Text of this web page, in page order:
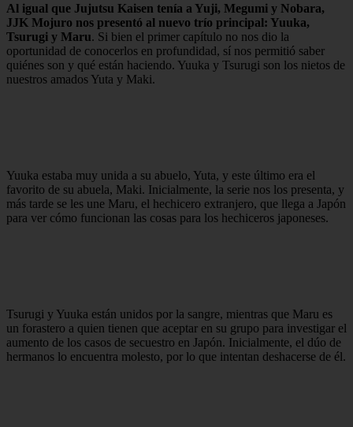
Al igual que Jujutsu Kaisen tenía a Yuji, Megumi y Nobara,
JJK Mojuro nos presentó al nuevo trío principal: Yuuka,
Tsurugi y Maru. Si bien el primer capítulo no nos dio la
oportunidad de conocerlos en profundidad, sí nos permitió saber
quiénes son y qué están haciendo. Yuuka y Tsurugi son los nietos de
nuestros amados Yuta y Maki.
Yuuka estaba muy unida a su abuelo, Yuta, y este último era el
favorito de su abuela, Maki. Inicialmente, la serie nos los presenta, y
más tarde se les une Maru, el hechicero extranjero, que llega a Japón
para ver cómo funcionan las cosas para los hechiceros japoneses.
Tsurugi y Yuuka están unidos por la sangre, mientras que Maru es
un forastero a quien tienen que aceptar en su grupo para investigar el
aumento de los casos de secuestro en Japón. Inicialmente, el dúo de
hermanos lo encuentra molesto, por lo que intentan deshacerse de él.